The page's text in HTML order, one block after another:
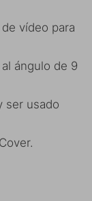
vídeo para
ángulo de 9
ser usado